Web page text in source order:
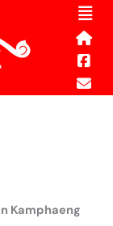
Kamphaeng